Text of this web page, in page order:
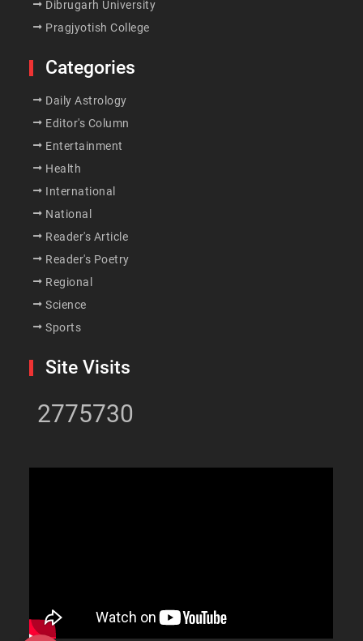
Dibrugarh University
Pragjyotish College
Categories
Daily Astrology
Editor's Column
Entertainment
Health
International
National
Reader's Article
Reader's Poetry
Regional
Science
Sports
Site Visits
2775730